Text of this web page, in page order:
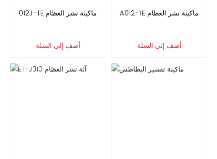
ماكينة نشر العظام ET-J210
أضف إلى السلة
ماكينة نشر العظام ET-210A
أضف إلى السلة